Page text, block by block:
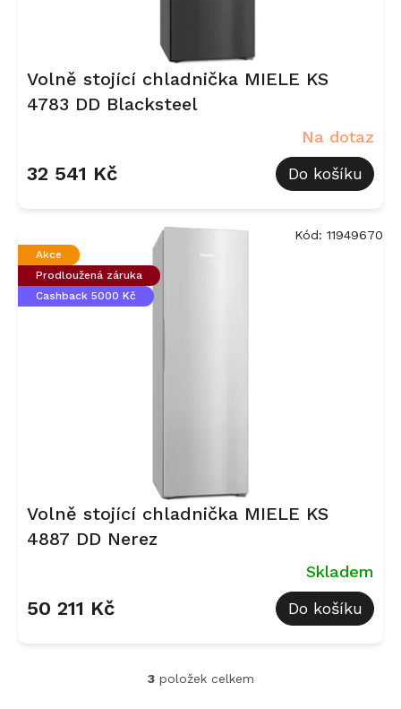
Volně stojící chladnička MIELE KS
4783 DD Blacksteel
Na dotaz
32 541 Kč Do košíku
Akce
Prodloužená záruka
Cashback 5000 Kč
Volně stojící chladnička MIELE KS
4887 DD Nerez
Skladem
50 211 Kč Do košíku
Kód: 11949670
O
3položek celkem